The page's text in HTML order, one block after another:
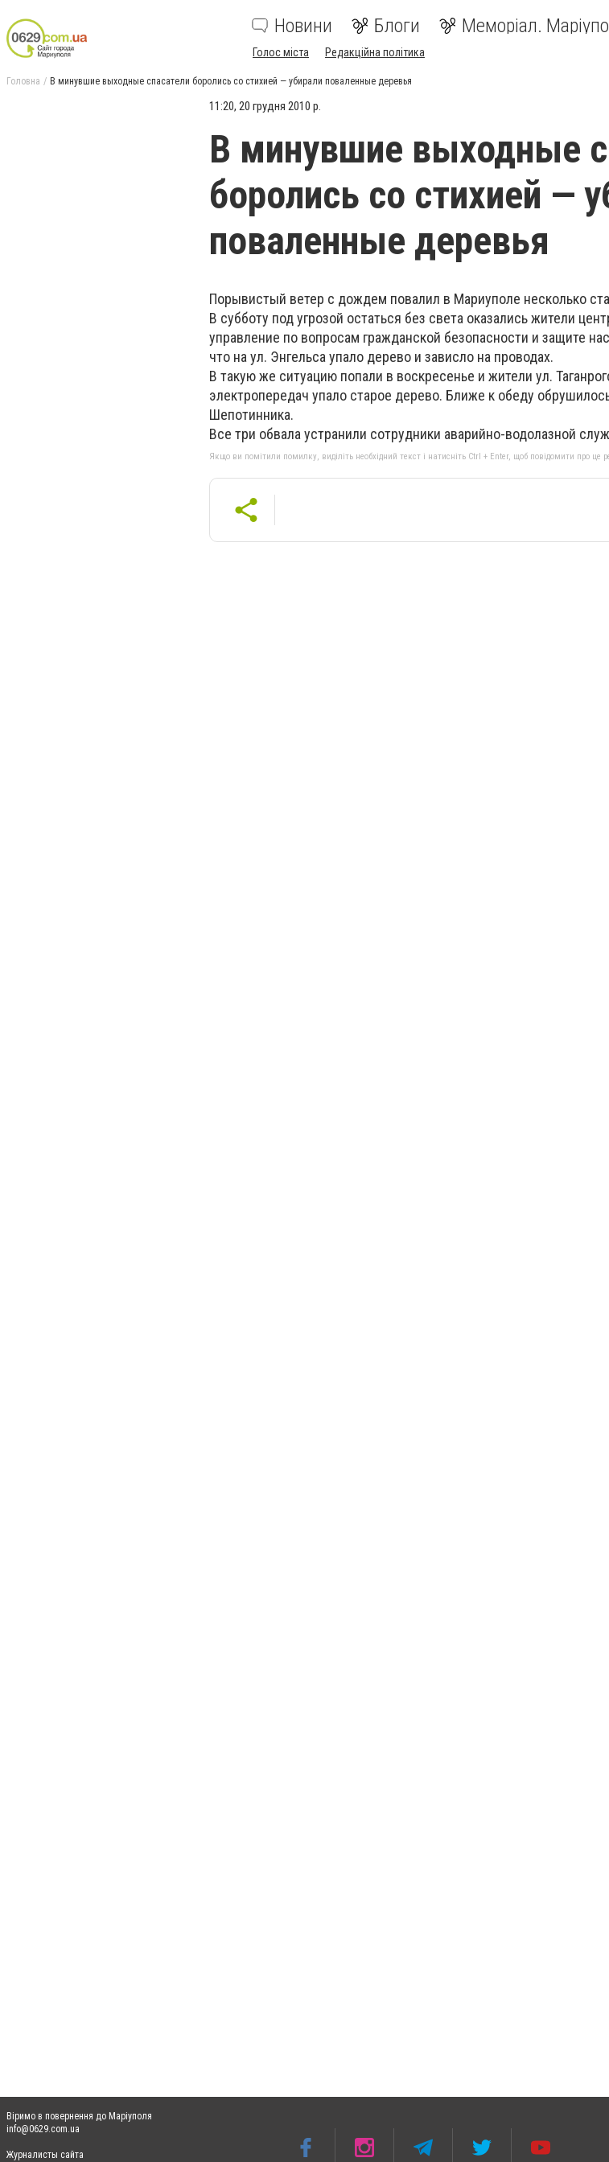
Новини Блоги Меморіал.
Голос міста Редакційна політика
Головна В минувшие выходные спасатели боролись со стихией — убирали поваленные деревья
11:20, 20 грудня 2010 р.
В минувшие выходные
боролись со стихией —
поваленные деревья
Порывистый ветер с дождем повалил в Мариуполе несколько
В субботу под угрозой остаться без света оказались жители
управление по вопросам гражданской безопасности и защите
что на ул. Энгельса упало дерево и зависло на проводах.
В такую же ситуацию попали в воскресенье и жители ул.
электропередач упало старое дерево. Ближе к обеду
Шепотинника.
Все три обвала устранили сотрудники аварийно-водолазной
Якщо ви помітили помилку, виділіть необхідний текст і натисніть Ctrl + Enter, щоб повідомити про це
Віримо в повернення до Маріуполя
info@0629.com.ua
Журналисты сайта